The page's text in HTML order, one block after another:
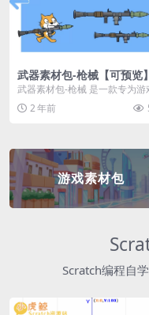
武器素材包-枪械【可预览】
武器素材包-枪械 是一款专为游
发者和创作者设计的素材包，包
多种高质量的枪械...
2 年前
游戏素材包
Scratch编程自